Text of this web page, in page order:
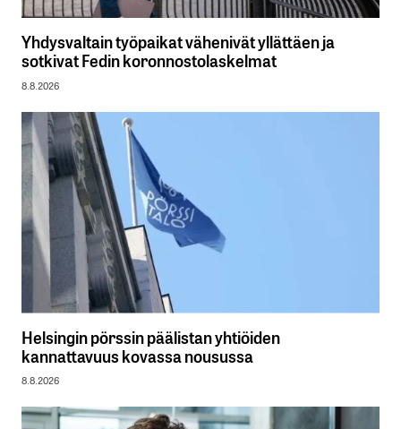
Yhdysvaltain työpaikat vähenivät yllättäen ja
sotkivat Fedin koronnostolaskelmat
8.8.2026
Helsingin pörssin päälistan yhtiöiden
kannattavuus kovassa nousussa
8.8.2026